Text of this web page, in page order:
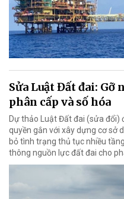
Sửa Luật Đất đai:
phân cấp và số hóa
Dự thảo Luật Đất đai (sửa đổi)
quyền gắn với xây dựng cơ sở
bỏ tình trạng thủ tục nhiều
thông nguồn lực đất đai cho